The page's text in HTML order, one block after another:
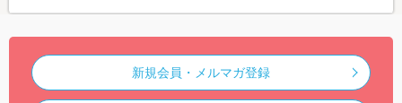
新規会員・メルマガ登録